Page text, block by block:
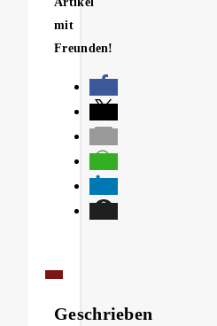
mit
Freunden!
Geschrieben